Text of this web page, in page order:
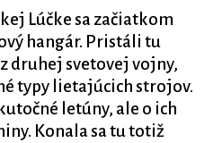
Lúčke sa začiatkom
hangár. Pristáli tu
druhej svetovej vojny,
typy lietajúcich strojov.
letúny, ale o ich
Konala sa tu totiž